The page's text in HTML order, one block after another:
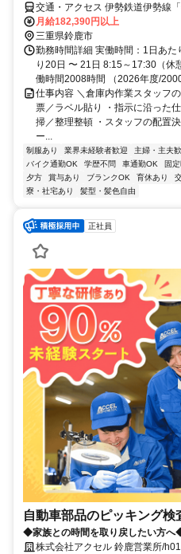
交通・アクセス 伊勢鉄道伊勢線
分 ＊車通勤OK
月給182,390円以上
三重県鈴鹿市
勤務時間詳細 実働時間：1日あ
り20日 〜 21日 8:15～17:30（休
働時間2008時間 （2026年度/
仕事内容 ＼倉庫内作業スタッフ
票／ラベル貼り ・指示に沿った
掃／整理整頓 ・スタッフの配置
ー...
制服あり 業界未経験者歓迎 主婦・主夫
バイク通勤OK
学歴不問 車通勤OK 固
夕方
賞与あり ブランクOK 育休あり
寮・社宅あり
髪型・髪色自由
正社員
自動車部品のピッキング検
◆家族との時間を取り戻したい方へ
株式会社アクセル 鈴鹿営業所/